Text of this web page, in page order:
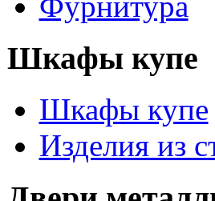
Шкафы купе
Шкафы купе
Изделия из